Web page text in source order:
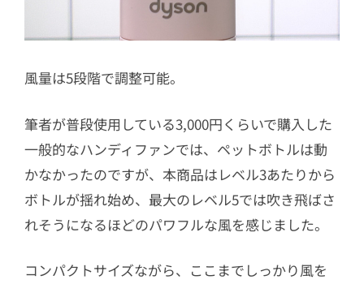
風量は5段階で調整可能。
筆者が普段使用している3,000円くらいで購入した
一般的なハンディファンでは、ペットボトルは動
かなかったのですが、本商品はレベル3あたりから
ボトルが揺れ始め、最大のレベル5では吹き飛ばさ
れそうになるほどのパワフルな風を感じました。
コンパクトサイズながら、ここまでしっかり風を